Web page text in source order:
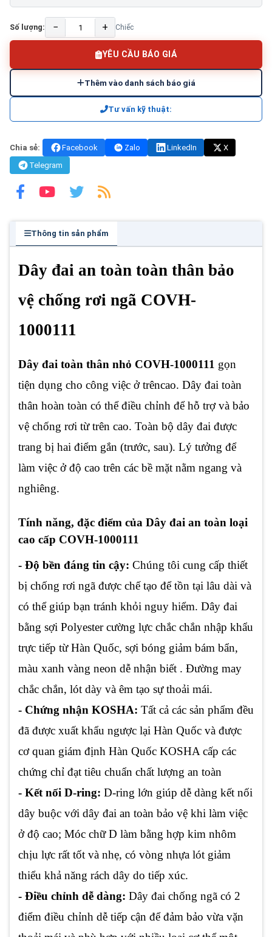
Số lượng: − + Chiếc
YÊU CẦU BÁO GIÁ
Thêm vào danh sách báo giá
Tư vấn kỹ thuật:
Chia sẻ: Facebook Zalo LinkedIn
X
Telegram
Thông tin sản phẩm
Dây đai an toàn toàn thân bảo
vệ chống rơi ngã COVH-
1000111
Dây đai toàn thân nhỏ COVH-1000111 gọn
tiện dụng cho công việc ở trêncao. Dây đai toàn
thân hoàn toàn có thể điều chỉnh để hỗ trợ và bảo
vệ chống rơi từ trên cao. Toàn bộ dây đai được
trang bị hai điểm gắn (trước, sau). Lý tưởng để
làm việc ở độ cao trên các bề mặt nằm ngang và
nghiêng.
Tính năng, đặc điểm của Dây đai an toàn loại
cao cấp COVH-1000111
- Độ bền đáng tin cậy: Chúng tôi cung cấp thiết
bị chống rơi ngã được chế tạo để tồn tại lâu dài và
có thể giúp bạn tránh khỏi nguy hiểm. Dây đai
bằng sợi Polyester cường lực chắc chắn nhập khẩu
trực tiếp từ Hàn Quốc, sợi bóng giảm bám bẩn,
màu xanh vàng neon dễ nhận biết . Đường may
chắc chắn, lót dày và êm tạo sự thoải mái.
- Chứng nhận KOSHA: Tất cả các sản phẩm đều
đã được xuất khẩu ngược lại Hàn Quốc và được
cơ quan giám định Hàn Quốc KOSHA cấp các
chứng chỉ đạt tiêu chuẩn chất lượng an toàn
- Kết nối D-ring: D-ring lớn giúp dễ dàng kết nối
dây buộc với dây đai an toàn bảo vệ khi làm việc
ở độ cao; Móc chữ D làm bằng hợp kim nhôm
chịu lực rất tốt và nhẹ, có vòng nhựa lót giảm
thiểu khả năng rách dây do tiếp xúc.
- Điều chỉnh dễ dàng: Dây đai chống ngã có 2
điểm điều chỉnh dễ tiếp cận để đảm bảo vừa vặn